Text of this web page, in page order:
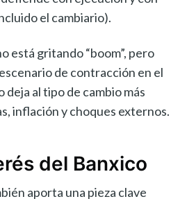
el cambiario).
está gritando “boom”, pero
de contracción en el
deja al tipo de cambio más
inflación y choques externos.
del Banxico
aporta una pieza clave